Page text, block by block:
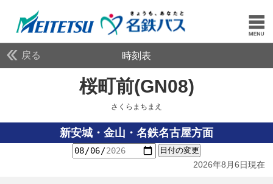
戻る 時刻表
桜町前(GN08)
さくらまちまえ
新安城・金山・名鉄名古屋方面
日付の変更
2026年8月6日現在